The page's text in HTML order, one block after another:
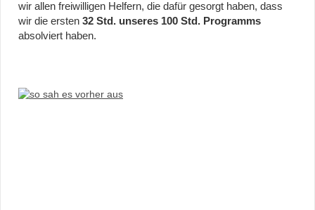
wir allen freiwilligen Helfern, die dafür gesorgt haben, dass
wir die ersten 32 Std. unseres 100 Std. Programms
absolviert haben.